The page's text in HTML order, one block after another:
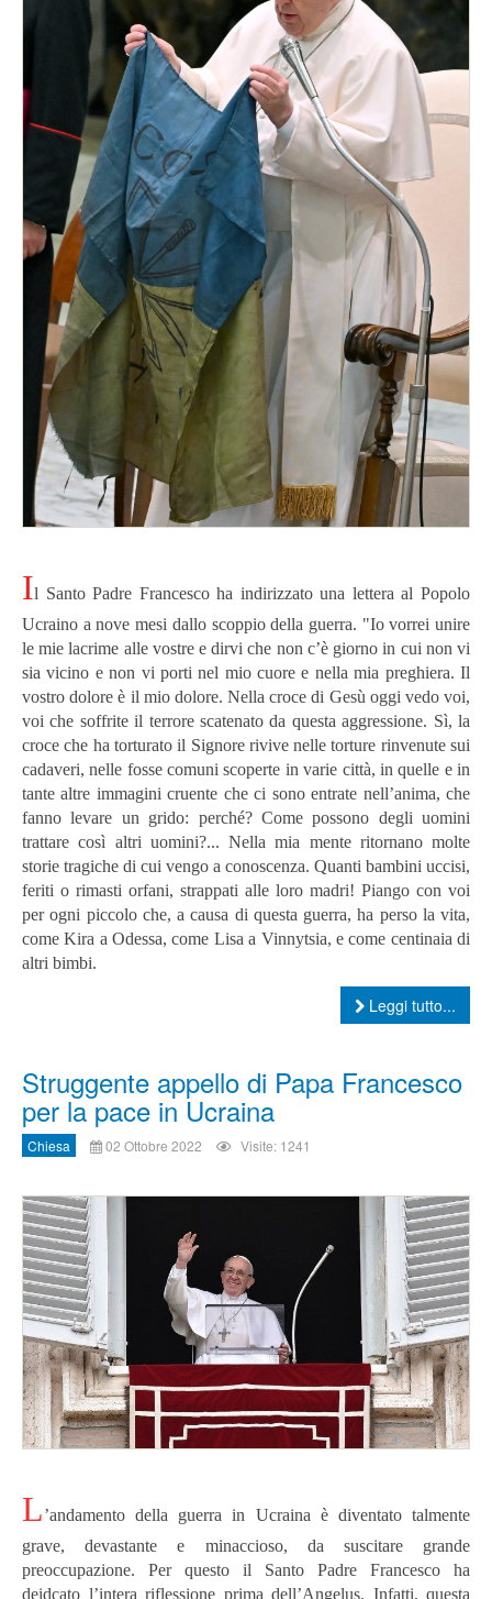
Il Santo Padre Francesco ha indirizzato una lettera al Popolo
Ucraino a nove mesi dallo scoppio della guerra. "Io vorrei unire
le mie lacrime alle vostre e dirvi che non c’è giorno in cui non vi
sia vicino e non vi porti nel mio cuore e nella mia preghiera. Il
vostro dolore è il mio dolore. Nella croce di Gesù oggi vedo voi,
voi che soffrite il terrore scatenato da questa aggressione. Sì, la
croce che ha torturato il Signore rivive nelle torture rinvenute sui
cadaveri, nelle fosse comuni scoperte in varie città, in quelle e in
tante altre immagini cruente che ci sono entrate nell’anima, che
fanno levare un grido: perché? Come possono degli uomini
trattare così altri uomini?... Nella mia mente ritornano molte
storie tragiche di cui vengo a conoscenza. Quanti bambini uccisi,
feriti o rimasti orfani, strappati alle loro madri! Piango con voi
per ogni piccolo che, a causa di questa guerra, ha perso la vita,
come Kira a Odessa, come Lisa a Vinnytsia, e come centinaia di
altri bimbi.
Leggi tutto...
Struggente appello di Papa Francesco
per la pace in Ucraina
Chiesa 02 Ottobre 2022 Visite: 1241
L’andamento della guerra in Ucraina è diventato talmente
grave, devastante e minaccioso, da suscitare grande
preoccupazione. Per questo il Santo Padre Francesco ha
deidcato l’intera riflessione prima dell’Angelus. Infatti, questa